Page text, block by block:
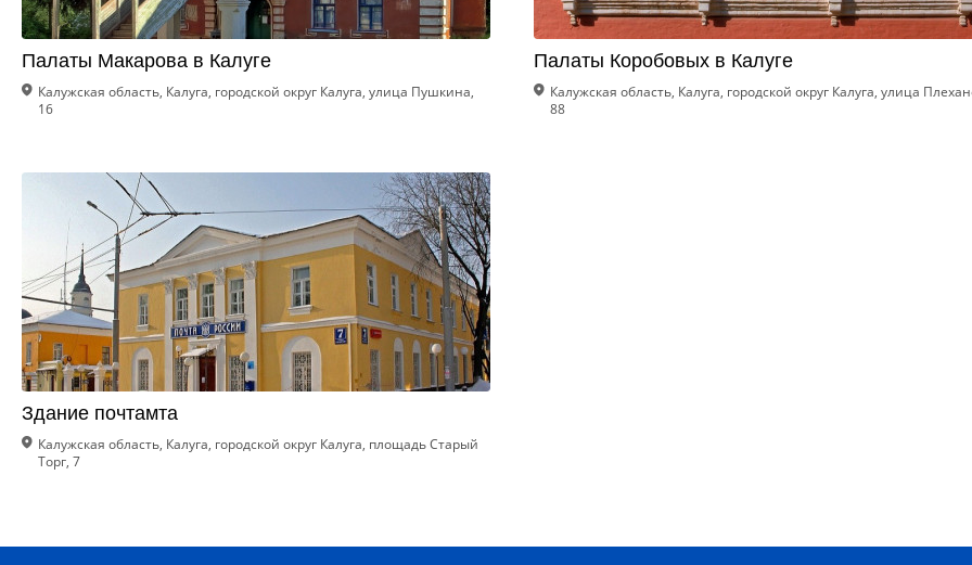
Палаты Макарова в Калуге
Калужская область, Калуга, городской округ Калуга, улица Пушкина,
16
Палаты Коробовых в Калуге
Калужская область, Калуга, городской округ Калуга, улица
88
Здание почтамта
Калужская область, Калуга, городской округ Калуга, площадь Старый
Торг, 7